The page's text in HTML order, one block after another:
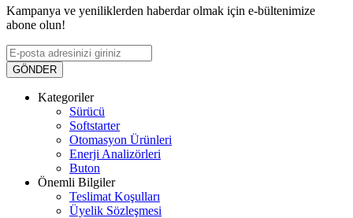
Kampanya ve yeniliklerden haberdar olmak için e-bültenimize
abone olun!
GÖNDER
Kategoriler
Sürücü
Softstarter
Otomasyon Ürünleri
Enerji Analizörleri
Buton
Önemli Bilgiler
Teslimat Koşulları
Üyelik Sözleşmesi